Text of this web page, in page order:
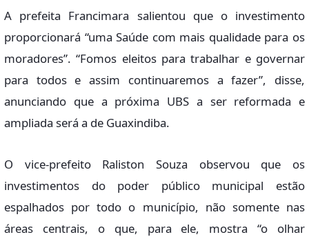
A prefeita Francimara salientou que o investimento
proporcionará “uma Saúde com mais qualidade para os
moradores”. “Fomos eleitos para trabalhar e governar
para todos e assim continuaremos a fazer”, disse,
anunciando que a próxima UBS a ser reformada e
ampliada será a de Guaxindiba.
O vice-prefeito Raliston Souza observou que os
investimentos do poder público municipal estão
espalhados por todo o município, não somente nas
áreas centrais, o que, para ele, mostra “o olhar